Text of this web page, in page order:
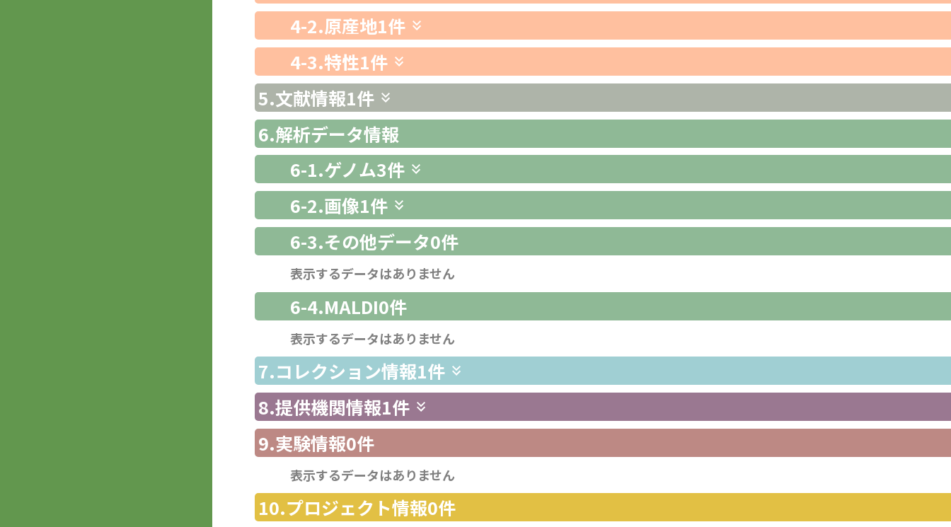
4-2.原産地1件
4-3.特性1件
5.文献情報1件
6.解析データ情報
6-1.ゲノム3件
6-2.画像1件
6-3.その他データ0件
表示するデータはありません
6-4.MALDI0件
表示するデータはありません
7.コレクション情報1件
8.提供機関情報1件
9.実験情報0件
表示するデータはありません
10.プロジェクト情報0件